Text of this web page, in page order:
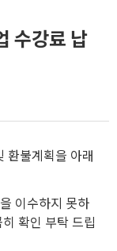
수강료 납
환불계획을 아래
이수하지 못하
확인 부탁 드립